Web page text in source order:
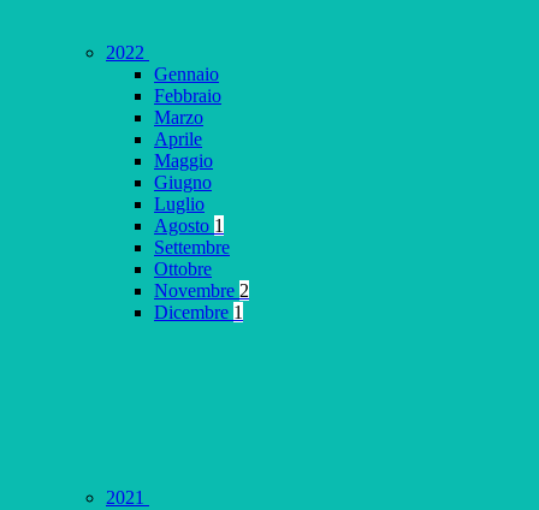
2022
Gennaio
Febbraio
Marzo
Aprile
Maggio
Giugno
Luglio
Agosto 1
Settembre
Ottobre
Novembre 2
Dicembre 1
2021